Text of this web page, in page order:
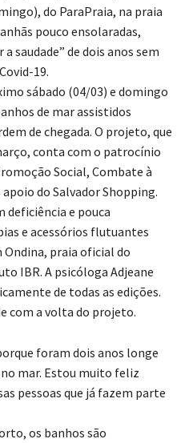
do ParaPraia, na praia
pouco ensolaradas,
saudade” de dois anos sem
19.
sábado (04/03) e domingo
de mar assistidos
de chegada. O projeto, que
conta com o patrocínio
Social, Combate à
do Salvador Shopping.
deficiência e pouca
e acessórios flutuantes
praia oficial do
IBR. A psicóloga Adjeane
de todas as edições.
com a volta do projeto.
foram dois anos longe
mar. Estou muito feliz
pessoas que já fazem parte
os banhos são